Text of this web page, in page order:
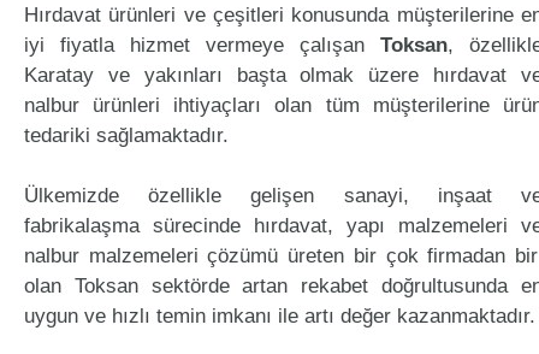
Hırdavat ürünleri ve çeşitleri konusunda müşterilerine
iyi fiyatla hizmet vermeye çalışan Toksan,
Karatay ve yakınları başta olmak üzere hırdavat
nalbur ürünleri ihtiyaçları olan tüm müşterilerine
tedariki sağlamaktadır.
Ülkemizde özellikle gelişen sanayi, inşaat
fabrikalaşma sürecinde hırdavat, yapı malzemeleri
nalbur malzemeleri çözümü üreten bir çok firmadan
olan Toksan sektörde artan rekabet doğrultusunda
uygun ve hızlı temin imkanı ile artı değer kazanmaktadır.